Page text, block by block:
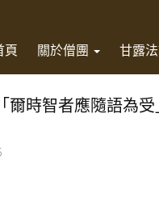
頁 關於僧團 甘露
爾時智者應隨語為